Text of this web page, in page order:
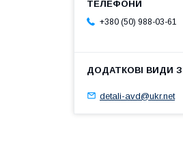
+380 (50) 988-03-61
detali-avd@ukr.net